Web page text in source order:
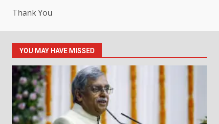
Thank You
YOU MAY HAVE MISSED